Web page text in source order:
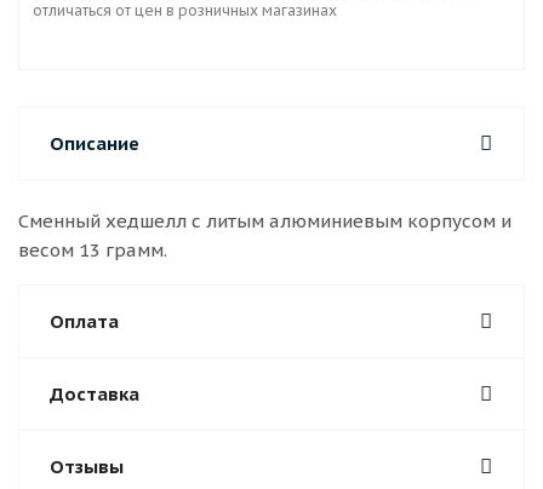
отличаться от цен в розничных магазинах
Описание
Сменный хедшелл с литым алюминиевым корпусом и
весом 13 грамм.
Оплата
Доставка
Отзывы